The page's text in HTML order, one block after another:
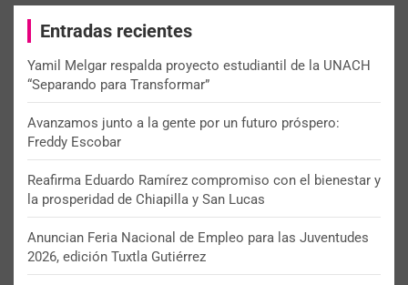
c
Entradas recientes
Yamil Melgar respalda proyecto estudiantil de la UNACH
“Separando para Transformar”
Avanzamos junto a la gente por un futuro próspero:
Freddy Escobar
Reafirma Eduardo Ramírez compromiso con el bienestar y
la prosperidad de Chiapilla y San Lucas
Anuncian Feria Nacional de Empleo para las Juventudes
2026, edición Tuxtla Gutiérrez